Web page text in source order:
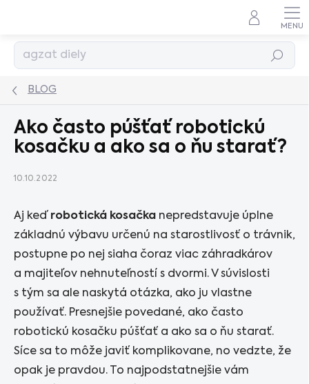
Hľadať
BLOG
Ako často púšťať robotickú
kosačku a ako sa o ňu starať?
10.10.2022
Aj keď robotická kosačka nepredstavuje úplne
základnú výbavu určenú na starostlivosť o trávnik,
postupne po nej siaha čoraz viac záhradkárov
a majiteľov nehnuteľností s dvormi. V súvislosti
s tým sa ale naskytá otázka, ako ju vlastne
používať. Presnejšie povedané, ako často
robotickú kosačku púšťať a ako sa o ňu starať.
Síce sa to môže javiť komplikovane, no vedzte, že
opak je pravdou. To najpodstatnejšie vám